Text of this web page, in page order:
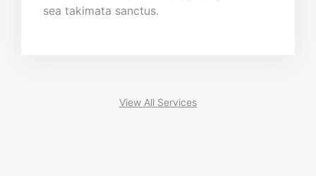
sea takimata sanctus.
View All Services